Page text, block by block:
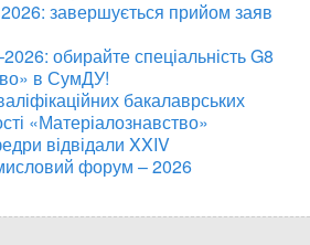
завершується прийом заяв
обирайте спеціальність G8
в СумДУ!
бакалаврських
«Матеріалознавство»
відвідали XXIV
форум – 2026